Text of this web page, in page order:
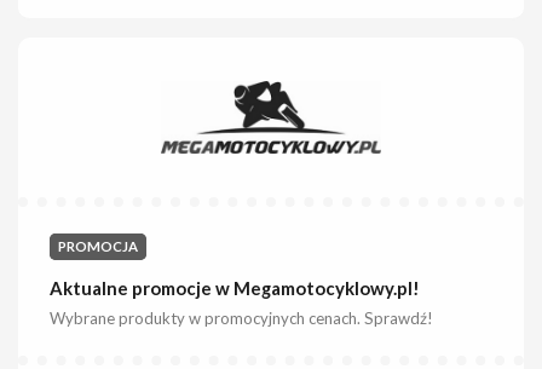
PROMOCJA
Aktualne promocje w Megamotocyklowy.pl!
Wybrane produkty w promocyjnych cenach. Sprawdź!